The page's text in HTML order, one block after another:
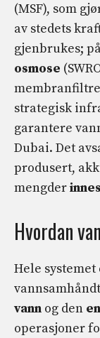
(MSF), som
av stedets
gjenbrukes;
osmose
strategisk
garantere
Dubai. Det
produsert,
mengder
Hvordan
Hele
vann og den
operasjoner